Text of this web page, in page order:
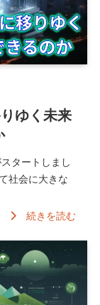
ゆく未来
タートしまし
社会に大きな
続きを読む